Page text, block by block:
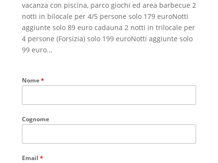
vacanza con piscina, parco giochi ed area barbecue 2
notti in bilocale per 4/5 persone solo 179 euroNotti
aggiunte solo 89 euro cadauna 2 notti in trilocale per
4 persone (Forsizia) solo 199 euroNotti aggiunte solo
99 euro...
Nome*
Cognome
Email *